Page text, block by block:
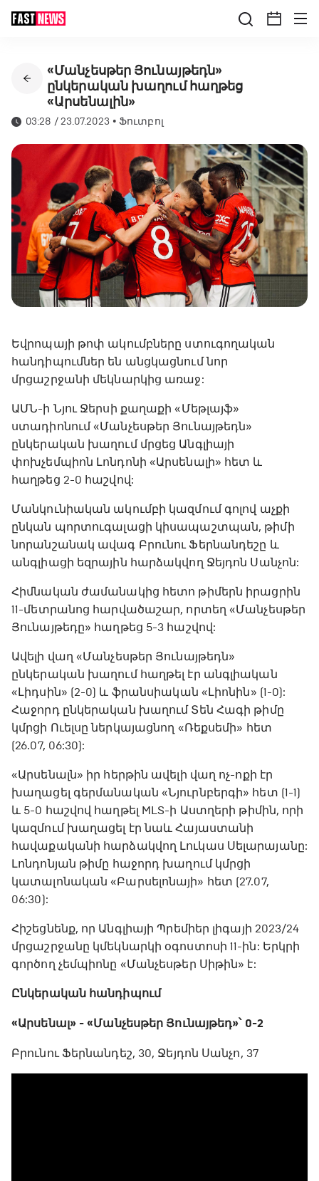
«Մանչեսթեր Յունայթեդն»
ընկերական խաղում հաղթեց
«Արսենալին»
03:28 / 23.07.2023 •Ֆուտբոլ
Եվրոպայի թոփ ակումբները ստուգողական
հանդիպումներ են անցկացնում նոր
մրցաշրջանի մեկնարկից առաջ:
ԱՄՆ-ի Նյու Ջերսի քաղաքի «Մեթլայֆ»
ստադիոնում «Մանչեսթեր Յունայթեդն»
ընկերական խաղում մրցեց Անգլիայի
փոխչեմպիոն Լոնդոնի «Արսենալի» հետ և
հաղթեց 2-0 հաշվով:
Մանկունիական ակումբի կազմում գոլով աչքի
ընկան պորտուգալացի կիսապաշտպան, թիմի
նորանշանակ ավագ Բրունու Ֆերնանդեշը և
անգլիացի եզրային հարձակվող Ջեյդոն Սանչոն:
Հիմնական ժամանակից հետո թիմերն իրացրին
11-մետրանոց հարվածաշար, որտեղ «Մանչեսթեր
Յունայթեդը» հաղթեց 5-3 հաշվով:
Ավելի վաղ «Մանչեսթեր Յունայթեդն»
ընկերական խաղում հաղթել էր անգլիական
«Լիդսին» (2-0) և ֆրանսիական «Լիոնին» (1-0):
Հաջորդ ընկերական խաղում Տեն Հագի թիմը
կմրցի Ուելսը ներկայացնող «Ռեքսեմի» հետ
(26.07, 06:30):
«Արսենալն» իր հերթին ավելի վաղ ոչ-ոքի էր
խաղացել գերմանական «Նյուրնբերգի» հետ (1-1)
և 5-0 հաշվով հաղթել MLS-ի Աստղերի թիմին, որի
կազմում խաղացել էր նաև Հայաստանի
հավաքականի հարձակվող Լուկաս Սելարայանը:
Լոնդոնյան թիմը հաջորդ խաղում կմրցի
կատալոնական «Բարսելոնայի» հետ (27.07,
06:30):
Հիշեցնենք, որ Անգլիայի Պրեմիեր լիգայի 2023/24
մրցաշրջանը կմեկնարկի օգոստոսի 11-ին: Երկրի
գործող չեմպիոնը «Մանչեսթեր Սիթին» է:
Ընկերական հանդիպում
«Արսենալ» - «Մանչեսթեր Յունայթեդ»՝ 0-2
Բրունու Ֆերնանդեշ, 30, Ջեյդոն Սանչո, 37